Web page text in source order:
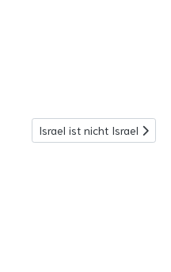
Nächster Beitrag: Israel
Israel ist nicht Israel